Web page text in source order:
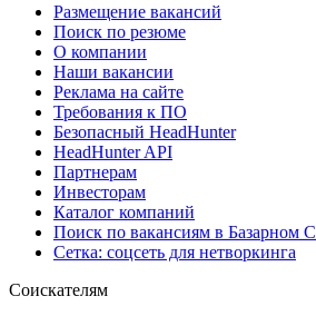
Размещение вакансий
Поиск по резюме
О компании
Наши вакансии
Реклама на сайте
Требования к ПО
Безопасный HeadHunter
HeadHunter API
Партнерам
Инвесторам
Каталог компаний
Поиск по вакансиям в Базарном
Сетка: соцсеть для нетворкинга
Соискателям